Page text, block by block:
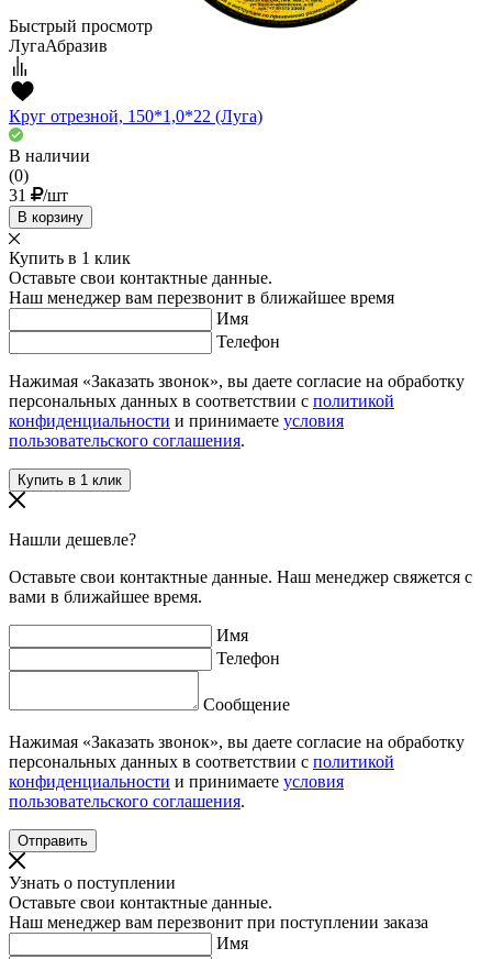
Быстрый просмотр
ЛугаАбразив
Круг отрезной, 150*1,0*22 (Луга)
В наличии
(0)
31
/шт
В корзину
Купить в 1 клик
Оставьте свои контактные данные.
Наш менеджер вам перезвонит в ближайшее время
Имя
Телефон
Нажимая «Заказать звонок», вы даете согласие на обработку
персональных данных в соответствии с политикой
конфиденциальности и принимаете условия
пользовательского соглашения.
Нашли дешевле?
Оставьте свои контактные данные. Наш менеджер свяжется с
вами в ближайшее время.
Имя
Телефон
Сообщение
Нажимая «Заказать звонок», вы даете согласие на обработку
персональных данных в соответствии с политикой
конфиденциальности и принимаете условия
пользовательского соглашения.
Узнать о поступлении
Оставьте свои контактные данные.
Наш менеджер вам перезвонит при поступлении заказа
Имя